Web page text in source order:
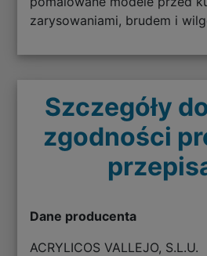
zarysowaniami, brudem i
Szczegóły
zgodności
Dane producenta
ACRYLICOS VALLEJO, S.L.U.